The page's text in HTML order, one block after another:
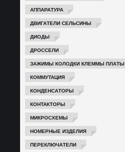
АППАРАТУРА
ДВИГАТЕЛИ СЕЛЬСИНЫ
ДИОДЫ
ДРОССЕЛИ
ЗАЖИМЫ КОЛОДКИ КЛЕММЫ ПЛАТЫ
КОММУТАЦИЯ
КОНДЕНСАТОРЫ
КОНТАКТОРЫ
МИКРОСХЕМЫ
НОМЕРНЫЕ ИЗДЕЛИЯ
ПЕРЕКЛЮЧАТЕЛИ